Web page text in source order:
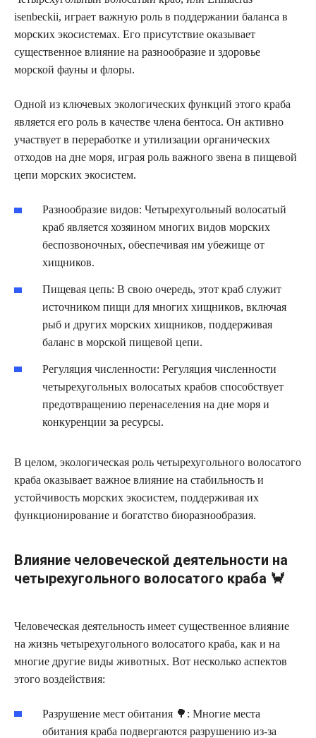
isenbeckii, играет важную роль в поддержании баланса в
морских экосистемах. Его присутствие оказывает
существенное влияние на разнообразие и здоровье
морской фауны и флоры.
Одной из ключевых экологических функций этого краба
является его роль в качестве члена бентоса. Он активно
участвует в переработке и утилизации органических
отходов на дне моря, играя роль важного звена в пищевой
цепи морских экосистем.
Разнообразие видов: Четырехугольный волосатый
краб является хозяином многих видов морских
беспозвоночных, обеспечивая им убежище от
хищников.
Пищевая цепь: В свою очередь, этот краб служит
источником пищи для многих хищников, включая
рыб и других морских хищников, поддерживая
баланс в морской пищевой цепи.
Регуляция численности: Регуляция численности
четырехугольных волосатых крабов способствует
предотвращению перенаселения на дне моря и
конкуренции за ресурсы.
В целом, экологическая роль четырехугольного волосатого
краба оказывает важное влияние на стабильность и
устойчивость морских экосистем, поддерживая их
функционирование и богатство биоразнообразия.
Влияние человеческой деятельности на
четырехугольного волосатого краба 🦀
Человеческая деятельность имеет существенное влияние
на жизнь четырехугольного волосатого краба, как и на
многие другие виды животных. Вот несколько аспектов
этого воздействия:
Разрушение мест обитания 🌳: Многие места
обитания краба подвергаются разрушению из-за